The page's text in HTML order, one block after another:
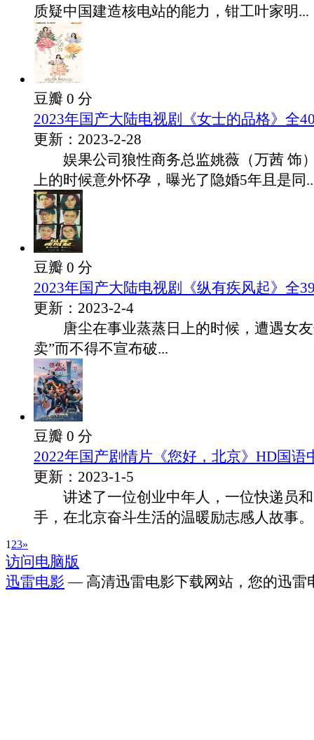
质疑中国建造核电站的能力，钳工叶家明...
豆瓣 0 分
2023年国产大陆电视剧《女士的品格》全
更新：2023-2-28
娱果公司狼性商务总监姚薇（万茜 饰
上的时候意外怀孕，曝光了隐婚5年且是同
豆瓣 0 分
2023年国产大陆电视剧《纵有疾风起》全
更新：2023-2-4
唐尘在事业蒸蒸日上的时候，遭遇女友
卖”而不得不宣布破...
豆瓣 0 分
2022年国产剧情片《您好，北京》HD国语
更新：2023-1-5
讲述了一位创业中年人，一位快递员和
手，在北京奋斗生活的温暖励志感人故事
1 23»
访问电脑版
迅雷电影 — 高清迅雷电影下载网站，您的迅雷